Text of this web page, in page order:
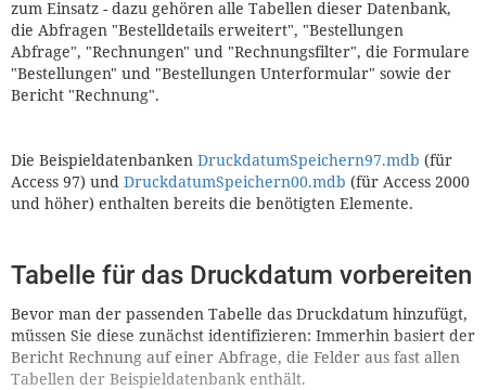
zum Einsatz - dazu gehören alle Tabellen dieser Datenbank,
die Abfragen "Bestelldetails erweitert", "Bestellungen
Abfrage", "Rechnungen" und "Rechnungsfilter", die Formulare
"Bestellungen" und "Bestellungen Unterformular" sowie der
Bericht "Rechnung".
Die Beispieldatenbanken DruckdatumSpeichern97.mdb (für
Access 97) und DruckdatumSpeichern00.mdb (für Access 2000
und höher) enthalten bereits die benötigten Elemente.
Tabelle für das Druckdatum vorbereiten
Bevor man der passenden Tabelle das Druckdatum hinzufügt,
müssen Sie diese zunächst identifizieren: Immerhin basiert der
Bericht Rechnung auf einer Abfrage, die Felder aus fast allen
Tabellen der Beispieldatenbank enthält.